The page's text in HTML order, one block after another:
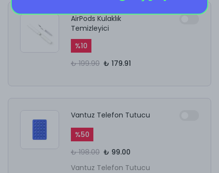
AirPods Kulaklık
Temizleyici
%10
₺ 199.90 ₺ 179.91
Vantuz Telefon Tutucu
%50
₺ 198.00 ₺ 99.00
Vantuz Telefon Tutucu